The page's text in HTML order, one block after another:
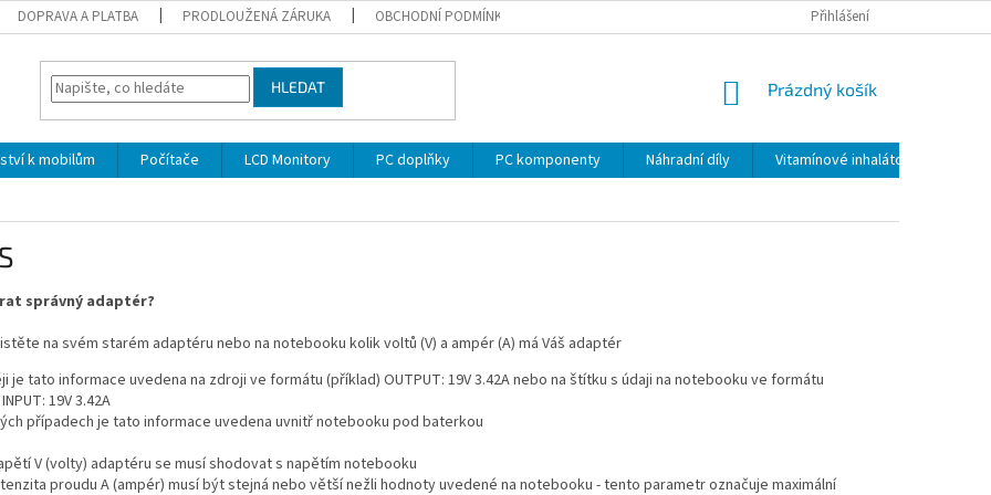
DOPRAVA A PLATBA PRODLOUŽENÁ ZÁRUKA OBCHODNÍ PODMÍNKY VRÁCENÍ ZBOŽÍ VE 14
Přihlášení
HLEDAT
NÁKUPNÍ
Prázdný košík
k mobilům Počítače LCD Monitory PC doplňky PC komponenty Náhradní díly
Vitamínové inhalátory
správný adaptér?
na svém starém adaptéru nebo na notebooku kolik voltů (V) a ampér (A) má Váš adaptér
je tato informace uvedena na zdroji ve formátu (příklad) OUTPUT: 19V 3.42A nebo na štítku s údaji na notebooku ve formátu
19V 3.42A
případech je tato informace uvedena uvnitř notebooku pod baterkou
V (volty) adaptéru se musí shodovat s napětím notebooku
proudu A (ampér) musí být stejná nebo větší nežli hodnoty uvedené na notebooku - tento parametr označuje maximální